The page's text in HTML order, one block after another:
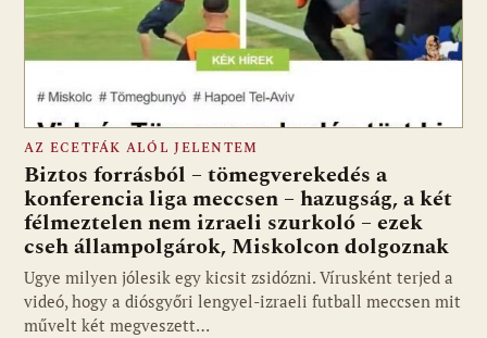
AZ ECETFÁK ALÓL JELENTEM
Biztos forrásból – tömegverekedés a
konferencia liga meccsen – hazugság, a két
félmeztelen nem izraeli szurkoló – ezek
cseh állampolgárok, Miskolcon dolgoznak
Ugye milyen jólesik egy kicsit zsidózni. Vírusként terjed a
videó, hogy a diósgyőri lengyel-izraeli futball meccsen mit
művelt két megveszett…